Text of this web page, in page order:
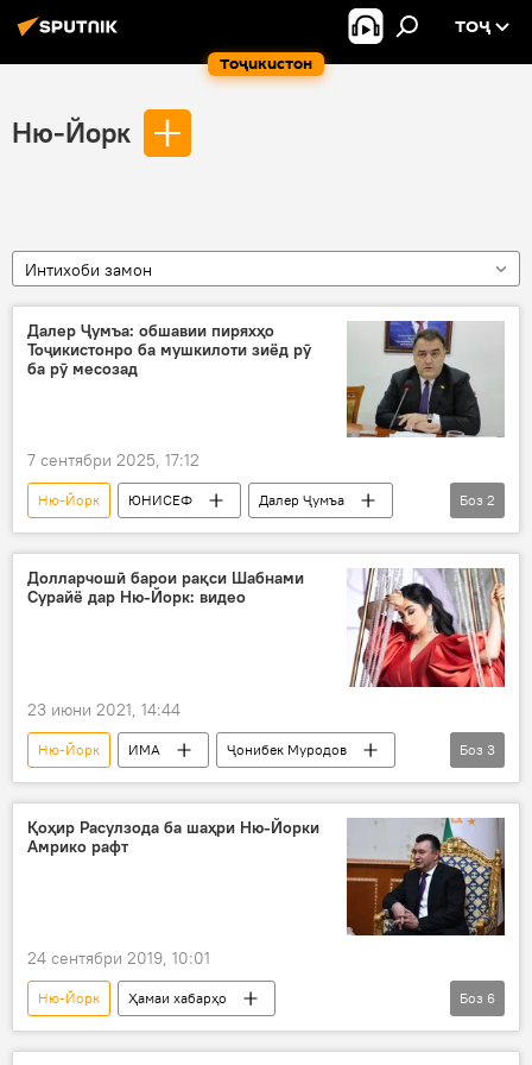
Тоҷикистон
ТОҶ
Ню-Йорк
Интихоби замон
Далер Ҷумъа: обшавии пиряхҳо
Тоҷикистонро ба мушкилоти зиёд рӯ
ба рӯ месозад
7 сентябри 2025, 17:12
Ню-Йорк ЮНИСЕФ
Далер Ҷумъа
вазир
об
Боз 2
Долларчошӣ барои рақси Шабнами
Сурайё дар Ню-Йорк: видео
23 июни 2021, 14:44
Ню-Йорк ИМА
Ҷонибек Муродов
Шабнами Сурайё
нав суруд
Боз 3
Қоҳир Расулзода ба шаҳри Ню-Йорки
Амрико рафт
24 сентябри 2019, 10:01
Ню-Йорк
Ҳамаи хабарҳо
Дар Тоҷикистон
сарвазир
Боз 6